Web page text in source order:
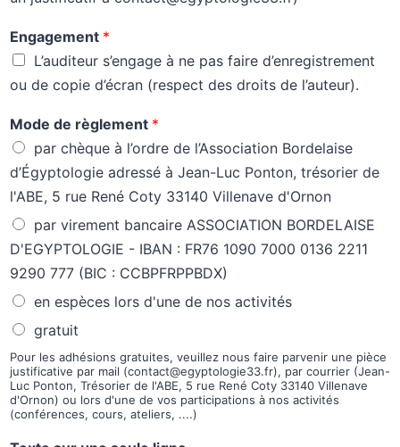
Engagement *
L’auditeur s’engage à ne pas faire d’enregistrement
ou de copie d’écran (respect des droits de l’auteur).
Mode de règlement *
par chèque à l’ordre de l’Association Bordelaise
d’Égyptologie adressé à Jean-Luc Ponton, trésorier de
l'ABE, 5 rue René Coty 33140 Villenave d'Ornon
par virement bancaire ASSOCIATION BORDELAISE
D'EGYPTOLOGIE - IBAN : FR76 1090 7000 0136 2211
9290 777 (BIC : CCBPFRPPBDX)
en espèces lors d'une de nos activités
gratuit
Pour les adhésions gratuites, veuillez nous faire parvenir une pièce
justificative par mail (contact@egyptologie33.fr), par courrier (Jean-
Luc Ponton, Trésorier de l'ABE, 5 rue René Coty 33140 Villenave
d'Ornon) ou lors d'une de vos participations à nos activités
(conférences, cours, ateliers, ....)